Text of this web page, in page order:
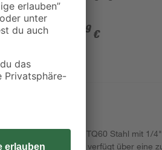
2
49 €
Bit von kwb aus TQ60 Stahl mit 1/
schlagfest und verfügt über eine